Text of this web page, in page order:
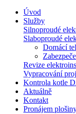
Úvod
Služby
Silnoproudé
Slaboproudé
Domácí
Revize
Vypracování
Kontrola kotle
Aktuálně
Kontakt
Pronájem